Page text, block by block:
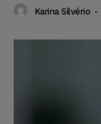
Karina Silvério -